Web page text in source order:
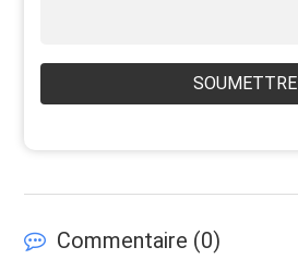
SOUMETTRE
Commentaire (0)